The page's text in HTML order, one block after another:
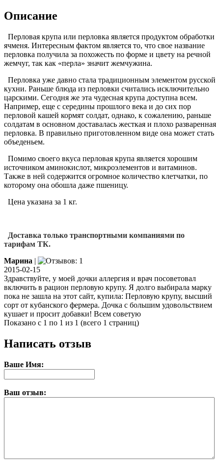
Описание
Перловая крупа или перловка является продуктом обработки
ячменя. Интересным фактом является то, что свое название
перловка получила за похожесть по форме и цвету на речной
жемчуг, так как «перла» значит жемчужина.
Перловка уже давно стала традиционным элементом русской
кухни. Раньше блюда из перловки считались исключительно
царскими. Сегодня же эта чудесная крупа доступна всем.
Например, еще с середины прошлого века и до сих пор
перловой кашей кормят солдат, однако, к сожалению, раньше
солдатам в основном доставалась жесткая и плохо разваренная
перловка. В правильно приготовленном виде она может стать
объеденьем.
Помимо своего вкуса перловая крупа является хорошим
источником аминокислот, микроэлементов и витаминов.
Также в ней содержится огромное количество клетчатки, по
которому она обошла даже пшеницу.
Цена указана за 1 кг.
Доставка только транспортными компаниями по
тарифам ТК.
Марина |
2015-02-15
Здравствуйте, у моей дочки аллергия и врач посоветовал
включить в рацион перловую крупу. Я долго выбирала марку
пока не зашла на этот сайт, купила: Перловую крупу, высший
сорт от кубанского фермера. Дочка с большим удовольствием
кушает и просит добавки! Всем советую
Показано с 1 по 1 из 1 (всего 1 страниц)
Написать отзыв
Ваше Имя:
Ваш отзыв: